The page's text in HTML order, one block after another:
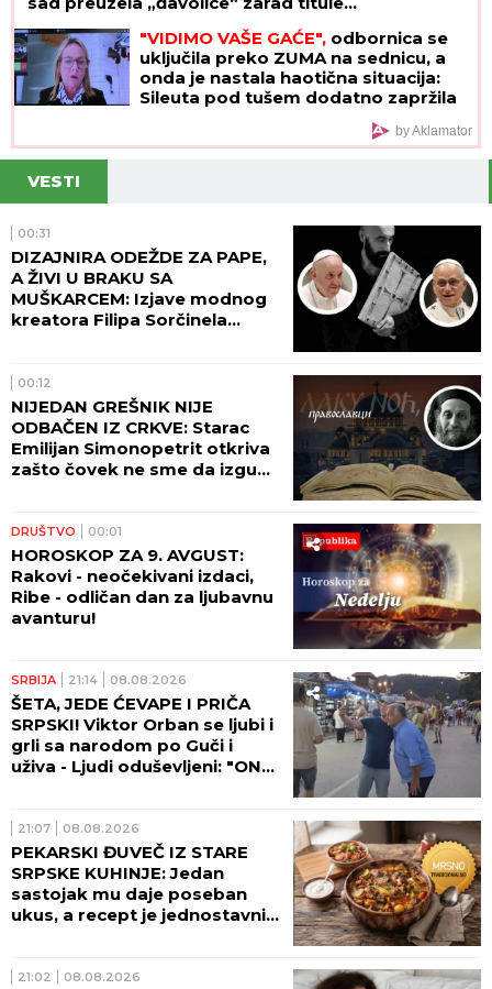
"VIDIMO VAŠE GAĆE", odbornica se
uključila preko ZUMA na sednicu, a
onda je nastala haotična situacija:
Sileuta pod tušem dodatno zapržila
by Aklamator
VESTI
00:31
DIZAJNIRA ODEŽDE ZA PAPE,
A ŽIVI U BRAKU SA
MUŠKARCEM: Izjave modnog
kreatora Filipa Sorčinela
00:12
NIJEDAN GREŠNIK NIJE
ODBAČEN IZ CRKVE: Starac
Emilijan Simonopetrit otkriva
zašto čovek ne sme da izgubi
DRUŠTVO 00:01
HOROSKOP ZA 9. AVGUST:
Rakovi - neočekivani izdaci,
Ribe - odličan dan za ljubavnu
avanturu!
SRBIJA 21:14 08.08.2026
ŠETA, JEDE ĆEVAPE I PRIČA
SRPSKI! Viktor Orban se ljubi i
grli sa narodom po Guči i
uživa - Ljudi oduševljeni: "ON
21:07 08.08.2026
PEKARSKI ĐUVEČ IZ STARE
SRPSKE KUHINJE: Jedan
sastojak mu daje poseban
ukus, a recept je jednostavniji
21:02 08.08.2026